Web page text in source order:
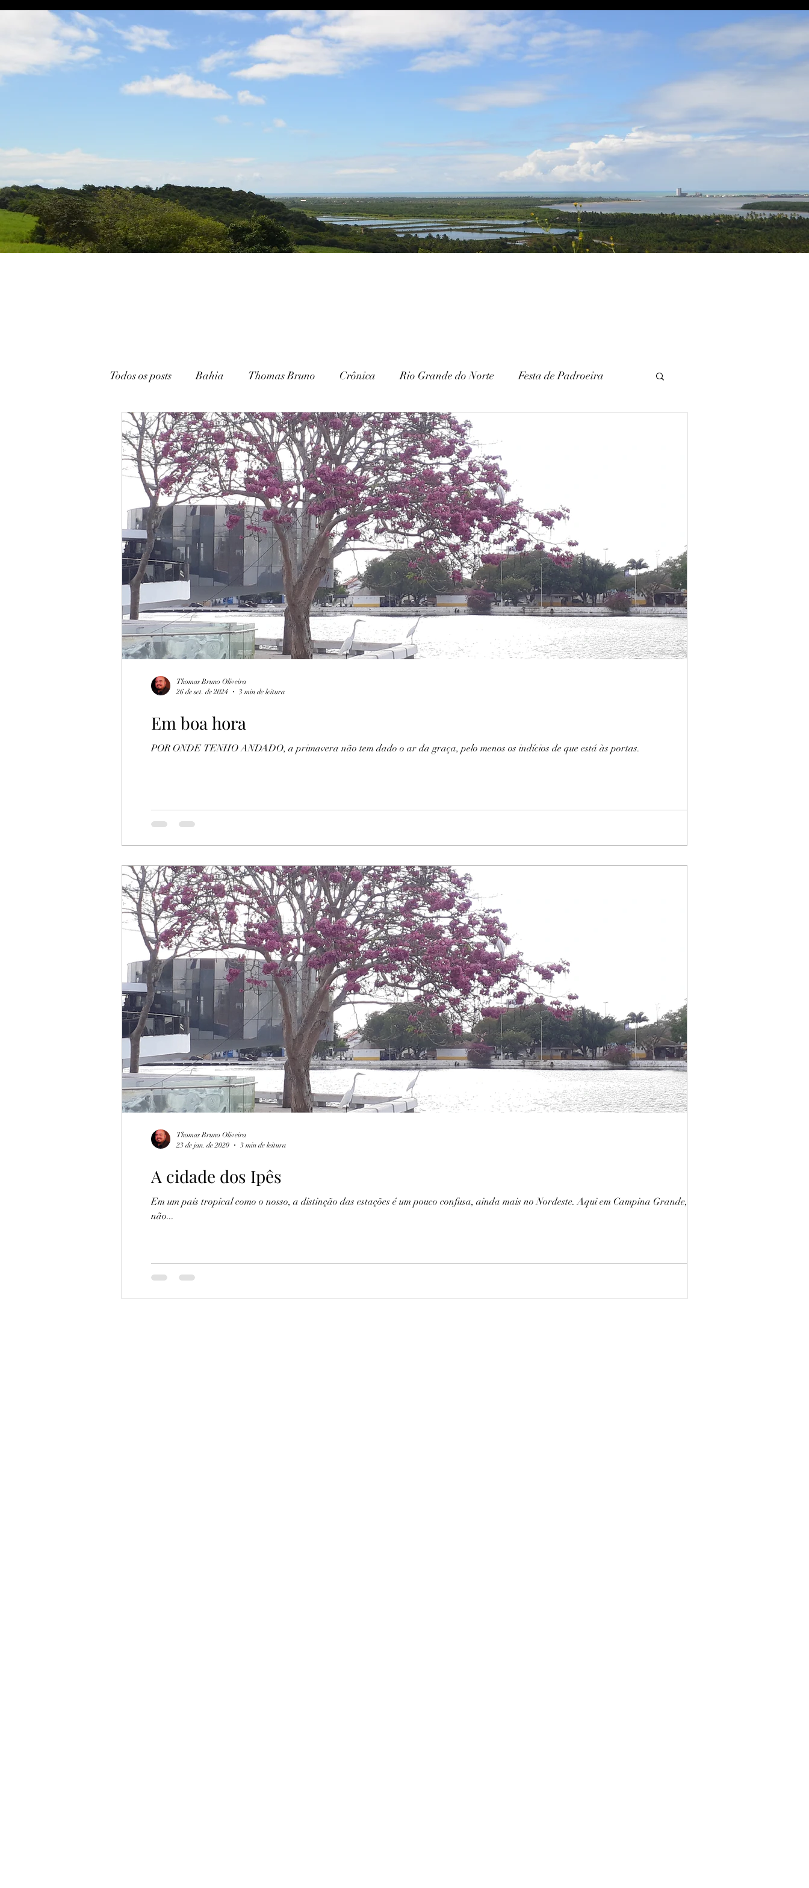
Todos os posts Bahia Thomas Bruno Crônica Rio Grande do Norte Festa de Padroeira
João Pessoa Livraria Paraíba Patrimônio Histórico Patrimônio Natural
Caturité Conto Memória Gurjão Cariri Serra Branca IHGSB
Campina Grande Rádio Escavações Arqueologia Galante Festa Junina
Turismo Rural Botija Lendas Fotografia Marinha Recife
Em boa hora
POR ONDE TENHO ANDADO, a primavera não tem dado o ar da graça, pelo menos os indícios de que está às portas.
Thomas Bruno Oliveira
26 de set. de 2024
3 min de leitura
A cidade dos Ipês
Em um país tropical como o nosso, a distinção das estações é um pouco confusa, ainda mais no Nordeste. Aqui em Campina Grande, chuva
não...
Thomas Bruno Oliveira
23 de jan. de 2020
3 min de leitura